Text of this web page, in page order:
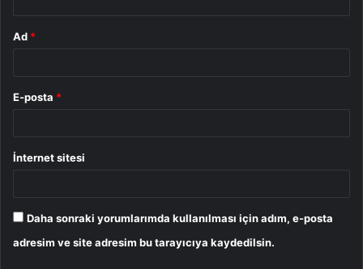
Ad *
E-posta *
İnternet sitesi
Daha sonraki yorumlarımda kullanılması için adım, e-posta
adresim ve site adresim bu tarayıcıya kaydedilsin.